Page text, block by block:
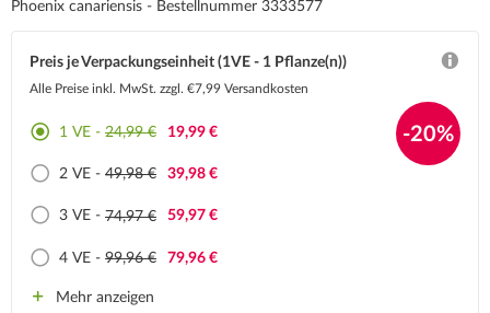
Phoenix canariensis - Bestellnummer 3333577
Preis je Verpackungseinheit (1VE - 1 Pflanze(n))
Alle Preise inkl. MwSt. zzgl. €7,99 Versandkosten
-20%
1 VE - 24,99 € 19,99 €
2 VE - 49,98 € 39,98 €
3 VE - 74,97 € 59,97 €
4 VE - 99,96 € 79,96 €
Mehr anzeigen